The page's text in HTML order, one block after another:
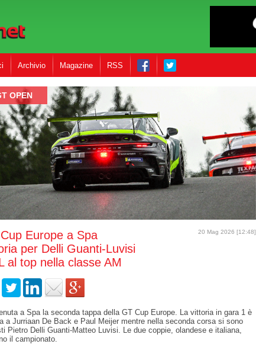
Archivio Magazine RSS
OPEN
20 Mag 2026 [12:48]
Europe a Spa
per Delli Guanti-Luvisi
al top nella classe AM
a Spa la seconda tappa della GT Cup Europe. La vittoria in gara 1 è
a Jurriaan De Back e Paul Meijer mentre nella seconda corsa si sono
Pietro Delli Guanti-Matteo Luvisi. Le due coppie, olandese e italiana,
il campionato.